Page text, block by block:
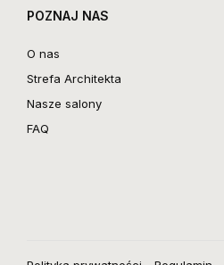
POZNAJ NAS
O nas
Strefa Architekta
Nasze salony
FAQ